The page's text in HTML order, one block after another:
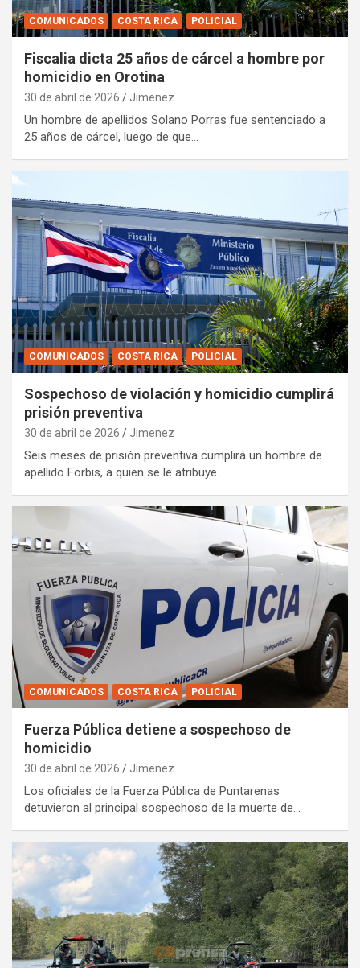
COMUNICADOS COSTA RICA POLICIAL
Fiscalia dicta 25 años de cárcel a hombre por
homicidio en Orotina
30 de abril de 2026 Jimenez
Un hombre de apellidos Solano Porras fue sentenciado a
25 años de cárcel, luego de que…
COMUNICADOS COSTA RICA POLICIAL
Sospechoso de violación y homicidio cumplirá
prisión preventiva
30 de abril de 2026 Jimenez
Seis meses de prisión preventiva cumplirá un hombre de
apellido Forbis, a quien se le atribuye…
COMUNICADOS COSTA RICA POLICIAL
Fuerza Pública detiene a sospechoso de
homicidio
30 de abril de 2026 Jimenez
Los oficiales de la Fuerza Pública de Puntarenas
detuvieron al principal sospechoso de la muerte de…